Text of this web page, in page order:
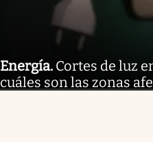
Energía. Cortes de luz
cuáles son las zonas